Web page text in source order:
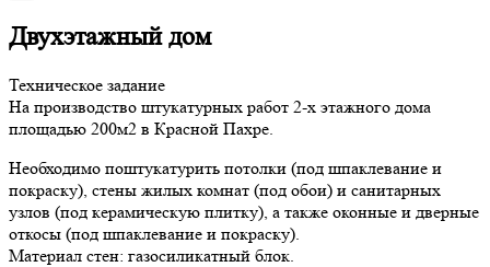
Двухэтажный дом
Техническое задание
На производство штукатурных работ 2-х этажного дома
площадью 200м2 в Красной Пахре.
Необходимо поштукатурить потолки (под шпаклевание и
покраску), стены жилых комнат (под обои) и санитарных
узлов (под керамическую плитку), а также оконные и дверные
откосы (под шпаклевание и покраску).
Материал стен: газосиликатный блок.